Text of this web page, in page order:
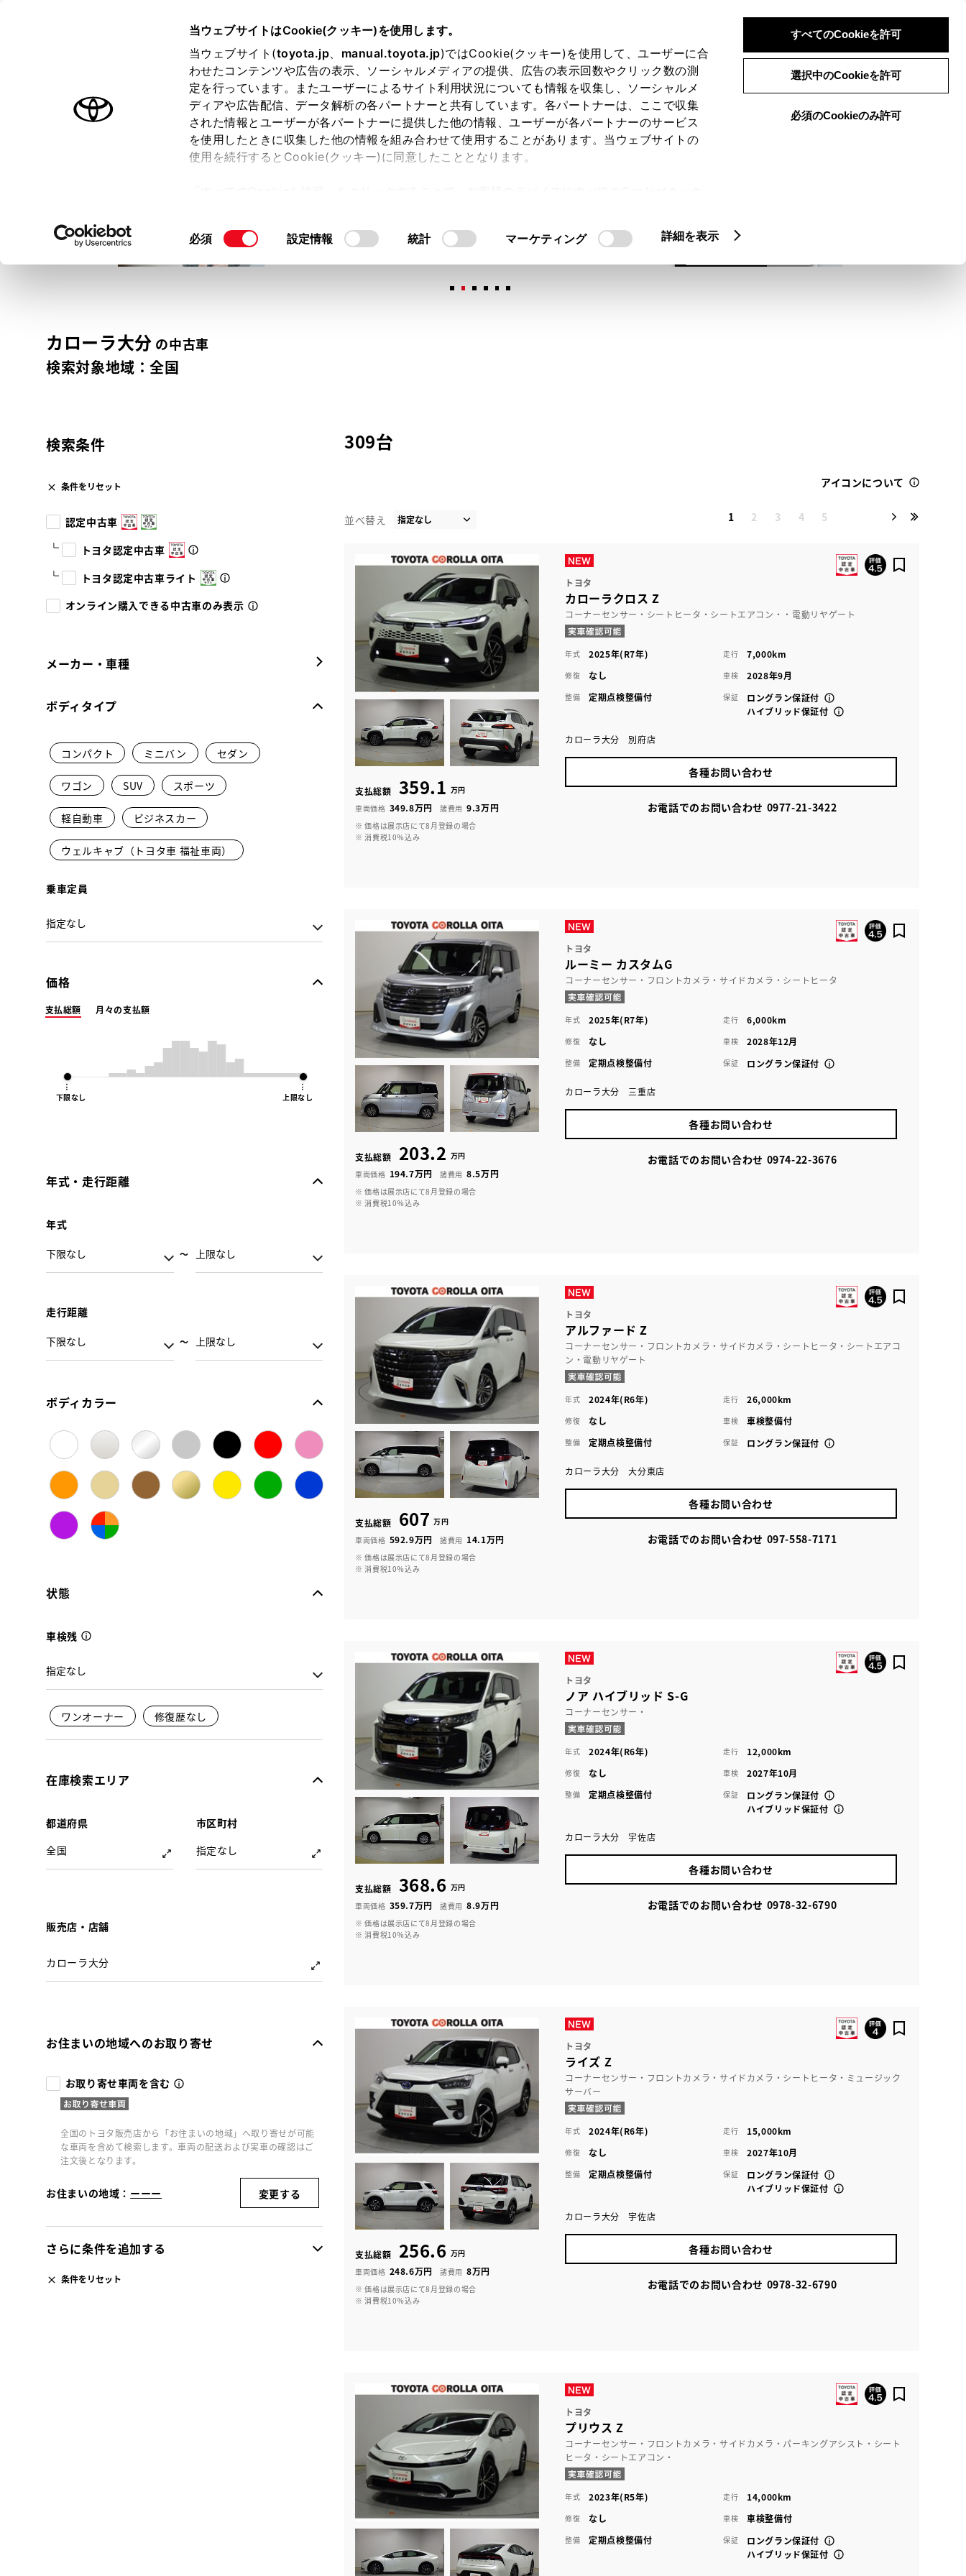
当ウェブサイトはCookie(クッキー)を使用します。
当ウェブサイト(toyota.jp、 manual.toyota.jp)ではCookie(クッキー)を使用して、ユーザーに合
わせたコンテンツや広告の表示、ソーシャルメディアの提供、広告の表示回数やクリック数の測
定を行っています。またユーザーによるサイト利用状況についても情報を収集し、ソーシャルメ
ディアや広告配信、データ解析の各パートナーと共有しています。各パートナーは、ここで収集
された情報とユーザーが各パートナーに提供した他の情報、ユーザーが各パートナーのサービス
を使用したときに収集した他の情報を組み合わせて使用することがあります。当ウェブサイトの
使用を続行するとCookie(クッキー)に同意したこととなります。
て」をご覧ください。
同
必須 設定情報 統計 マーケティング 詳細を表示
すべてのCookieを許可
選択中のCookieを許可
必須のCookieのみ許可
ログイン 検索 メニュー
オーナーサポート トピックス
トヨタ認定中古車 メニュー
トヨタ認定中古車の魅力 3つの買い方 オンライン購入お気に入り 保存した見積り
カローラ大分 の中古車
検索対象地域：全国
検索条件
条件をリセット
認定中古車
トヨタ認定中古車
トヨタ認定中古車ライト
オンライン購入できる中古車のみ表示
メーカー・車種
ボディタイプ
コンパクト ミニバン セダン
ワゴン SUV スポーツ
軽自動車 ビジネスカー
ウェルキャブ（トヨタ車 福祉車両）
乗車定員
価格
支払総額 月々の支払額
下限なし 上限なし
年式・走行距離
年式
走行距離
ボディカラー
状態
車検残
ワンオーナー 修復歴なし
在庫検索エリア
都道府県
全国
市区町村
指定なし
販売店・店舗
カローラ大分
お住まいの地域へのお取り寄せ
お取り寄せ車両を含む
全国のトヨタ販売店から「お住まいの地域」へ取り寄せが可能
な車両を含めて検索します。車両の配送および実車の確認はご
注文後となります。
お住まいの地域： ーーー 変更する
さらに条件を追加する
条件をリセット
309台
アイコンについて
並べ替え 1 2 3 4 5
支払総額 359.1 万円
車両価格 349.8万円 諸費用 9.3万円
※ 価格は展示店にて8月登録の場合
※ 消費税10％込み
トヨタ
カローラクロス Z
コーナーセンサー・シートヒータ・シートエアコン・・電動リヤゲート
年式 2025年(R7年) 走行 7,000km
修復 なし 車検 2028年9月
整備 定期点検整備付 保証
ロングラン保証付
ハイブリッド保証付
カローラ大分 別府店
各種お問い合わせ
お電話でのお問い合わせ 0977-21-3422
支払総額 203.2 万円
車両価格 194.7万円 諸費用 8.5万円
※ 価格は展示店にて8月登録の場合
※ 消費税10％込み
トヨタ
ルーミー カスタムG
コーナーセンサー・フロントカメラ・サイドカメラ・シートヒータ
年式 2025年(R7年) 走行 6,000km
修復 なし 車検 2028年12月
整備 定期点検整備付 保証 ロングラン保証付
カローラ大分 三重店
各種お問い合わせ
お電話でのお問い合わせ 0974-22-3676
支払総額 607 万円
車両価格 592.9万円 諸費用 14.1万円
※ 価格は展示店にて8月登録の場合
※ 消費税10％込み
トヨタ
アルファード Z
コーナーセンサー・フロントカメラ・サイドカメラ・シートヒータ・シートエアコ
ン・電動リヤゲート
年式 2024年(R6年) 走行 26,000km
修復 なし 車検 車検整備付
整備 定期点検整備付 保証 ロングラン保証付
カローラ大分 大分東店
各種お問い合わせ
お電話でのお問い合わせ 097-558-7171
支払総額 368.6 万円
車両価格 359.7万円 諸費用 8.9万円
※ 価格は展示店にて8月登録の場合
※ 消費税10％込み
トヨタ
ノア ハイブリッド S-G
コーナーセンサー・
年式 2024年(R6年) 走行 12,000km
修復 なし 車検 2027年10月
整備 定期点検整備付 保証
ロングラン保証付
ハイブリッド保証付
カローラ大分 宇佐店
各種お問い合わせ
お電話でのお問い合わせ 0978-32-6790
支払総額 256.6 万円
車両価格 248.6万円 諸費用 8万円
※ 価格は展示店にて8月登録の場合
※ 消費税10％込み
トヨタ
ライズ Z
コーナーセンサー・フロントカメラ・サイドカメラ・シートヒータ・ミュージック
サーバー
年式 2024年(R6年) 走行 15,000km
修復 なし 車検 2027年10月
整備 定期点検整備付 保証
ロングラン保証付
ハイブリッド保証付
カローラ大分 宇佐店
各種お問い合わせ
お電話でのお問い合わせ 0978-32-6790
トヨタ
プリウス Z
コーナーセンサー・フロントカメラ・サイドカメラ・パーキングアシスト・シート
ヒータ・シートエアコン・
年式 2023年(R5年) 走行 14,000km
修復 なし 車検 車検整備付
整備 定期点検整備付 保証
ロングラン保証付
ハイブリッド保証付